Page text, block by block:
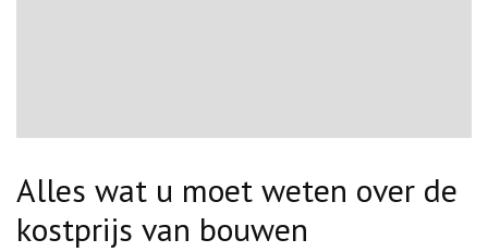
Alles wat u moet weten over de
kostprijs van bouwen